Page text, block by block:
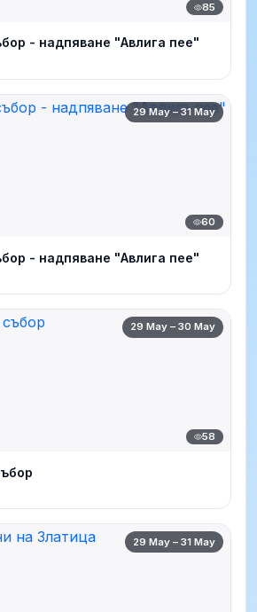
85
- надпяване "Авлига пее"
29 May – 31 May
60
- надпяване "Авлига пее"
29 May – 30 May
58
29 May – 31 May